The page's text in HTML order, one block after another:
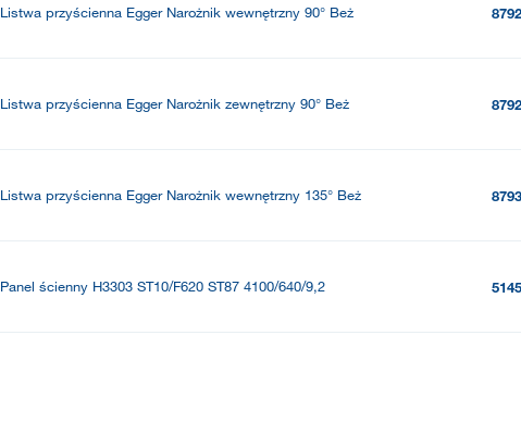
Listwa przyścienna Egger Narożnik wewnętrzny 90° Beż
Listwa przyścienna Egger Narożnik zewnętrzny 90° Beż
Listwa przyścienna Egger Narożnik wewnętrzny 135° Beż
Panel ścienny H3303 ST10/F620 ST87 4100/640/9,2